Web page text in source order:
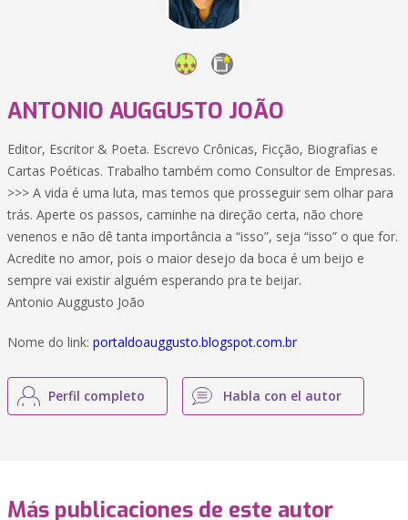
ANTONIO AUGGUSTO JOÃO
Editor, Escritor & Poeta. Escrevo Crônicas, Ficção, Biografias e
Cartas Poéticas. Trabalho também como Consultor de Empresas.
>>> A vida é uma luta, mas temos que prosseguir sem olhar para
trás. Aperte os passos, caminhe na direção certa, não chore
venenos e não dê tanta importância a “isso”, seja “isso” o que for.
Acredite no amor, pois o maior desejo da boca é um beijo e
sempre vai existir alguém esperando pra te beijar.
Antonio Auggusto João
Nome do link: portaldoauggusto.blogspot.com.br
Perfil completo Habla con el autor
Más publicaciones de este autor